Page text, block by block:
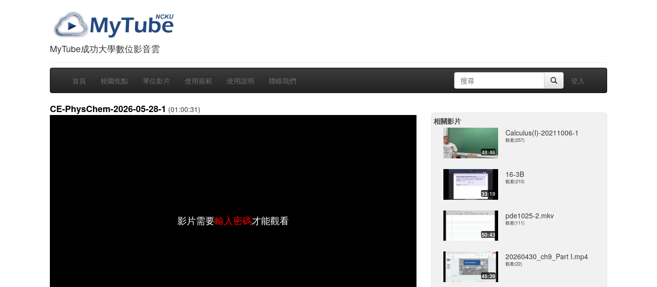
MyTube成功大學數位影音雲
首頁 校園焦點 單位影片 使用規範 使用說明 聯絡我們 登入
CE-PhysChem-2026-05-28-1 (01:00:31)
影片需要輸入密碼才能觀看
相關影片
48:46
Calculus(I)-20211006-1
觀看(257)
33:19
16-3B
觀看(210)
50:43
pde1025-2.mkv
觀看(111)
45:39
20260430_ch9_Part I.mp4
觀看(22)